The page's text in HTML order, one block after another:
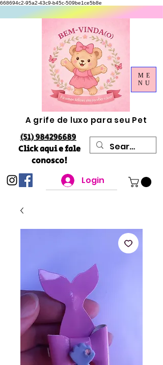
668694c2-95a2-43c9-b45c-509be1ce5b8e
A grife de luxo para seu Pet
(51) 984296689
Click aqui e fale
conosco!
Login
ME
NU